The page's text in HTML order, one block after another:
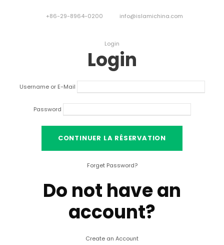
+86-29-8964-0200 info@islamichina.com
Login
Login
Username or E-Mail
Password
Forget Password?
Do not have an
account?
Create an Account